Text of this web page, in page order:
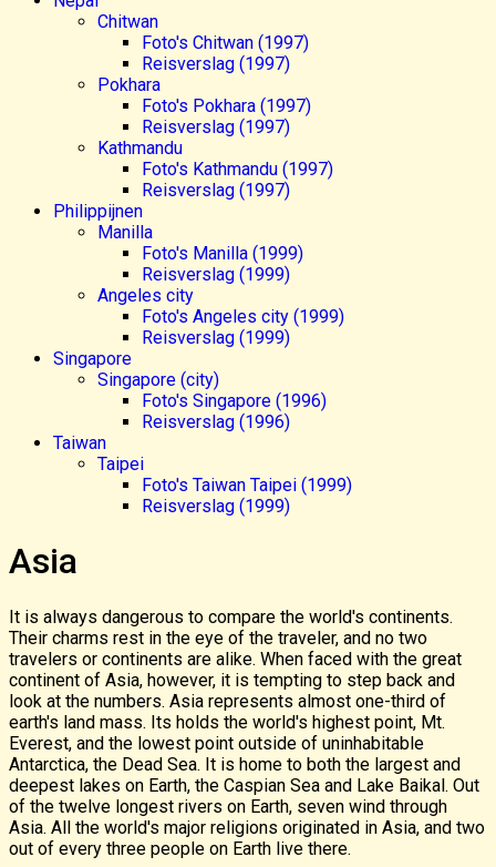
Chitwan
Foto's Chitwan (1997)
Reisverslag (1997)
Pokhara
Foto's Pokhara (1997)
Reisverslag (1997)
Kathmandu
Foto's Kathmandu (1997)
Reisverslag (1997)
Philippijnen
Manilla
Foto's Manilla (1999)
Reisverslag (1999)
Angeles city
Foto's Angeles city (1999)
Reisverslag (1999)
Singapore
Singapore (city)
Foto's Singapore (1996)
Reisverslag (1996)
Taiwan
Taipei
Foto's Taiwan Taipei (1999)
Reisverslag (1999)
Asia
It is always dangerous to compare the world's continents.
Their charms rest in the eye of the traveler, and no two
travelers or continents are alike. When faced with the great
continent of Asia, however, it is tempting to step back and
look at the numbers. Asia represents almost one-third of
earth's land mass. Its holds the world's highest point, Mt.
Everest, and the lowest point outside of uninhabitable
Antarctica, the Dead Sea. It is home to both the largest and
deepest lakes on Earth, the Caspian Sea and Lake Baikal. Out
of the twelve longest rivers on Earth, seven wind through
Asia. All the world's major religions originated in Asia, and two
out of every three people on Earth live there.